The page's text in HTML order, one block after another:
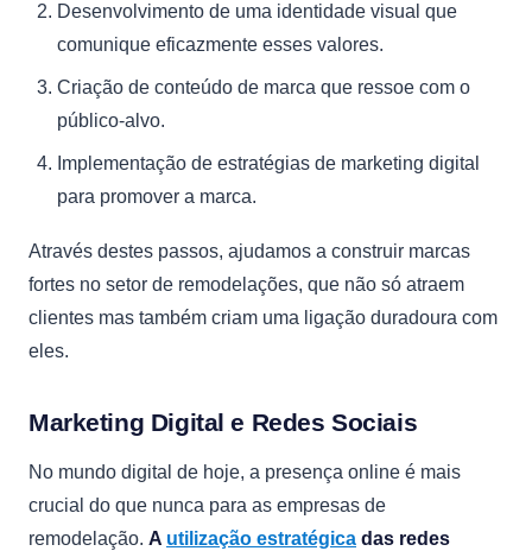
Desenvolvimento de uma identidade visual que
comunique eficazmente esses valores.
Criação de conteúdo de marca que ressoe com o
público-alvo.
Implementação de estratégias de marketing digital
para promover a marca.
Através destes passos, ajudamos a construir marcas
fortes no setor de remodelações, que não só atraem
clientes mas também criam uma ligação duradoura com
eles.
Marketing Digital e Redes Sociais
No mundo digital de hoje, a presença online é mais
crucial do que nunca para as empresas de
remodelação. A utilização estratégica das redes